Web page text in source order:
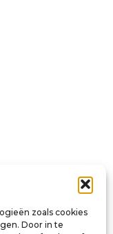
zoals cookies
Door in te